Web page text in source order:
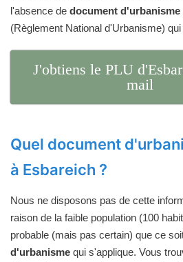
l'absence de document d'urbanisme
(Règlement National d'Urbanisme)
J'obtiens le PLU
mail
Quel document
à Esbareich ?
Nous ne disposons pas de cette
raison de la faible population (100
probable (mais pas certain) que ce
d'urbanisme qui s'applique. Vous